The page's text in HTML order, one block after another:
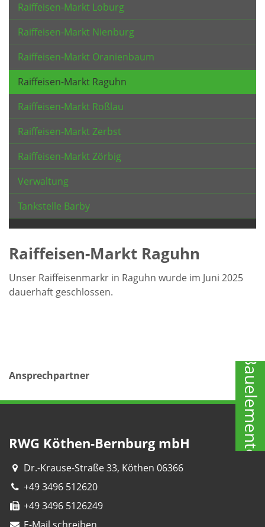
Bauelemente
Raiffeisen-Markt Loburg
Raiffeisen-Markt Nienburg
Raiffeisen-Markt Oranienbaum
Raiffeisen-Markt Raguhn
Raiffeisen-Markt Roßlau
Raiffeisen-Markt Zerbst
Raiffeisen-Markt Zörbig
Verwaltung
Tankstelle Barby
Raiffeisen-Markt Raguhn
Unser Raiffeisenmarkr in Raguhn wurde im Juni 2025
dauerhaft geschlossen.
Ansprechpartner
RWG Köthen-Bernburg mbH
Dr.-Krause-Straße 33, Köthen 06366
+49 3496 512620
+49 3496 5126249